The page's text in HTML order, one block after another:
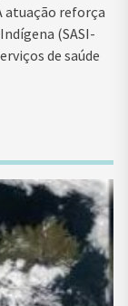
atuação reforça
(SASI-
de saúde